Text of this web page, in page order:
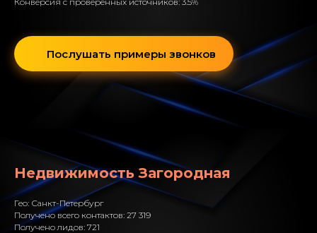
Послушать примеры звонков
Недвижимость Загородная
Гео: Санкт-Петербург
Получено всего контактов: 27 319
Получено лидов: 721